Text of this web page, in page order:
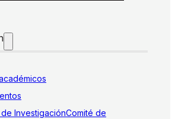
InvestigaciónComité de